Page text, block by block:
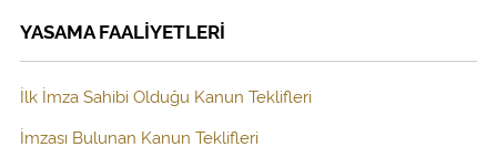
YASAMA FAALİYETLERİ
İlk İmza Sahibi Olduğu Kanun Teklifleri
İmzası Bulunan Kanun Teklifleri